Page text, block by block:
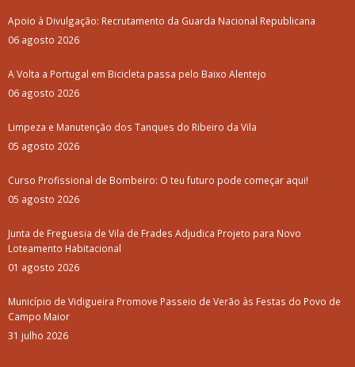
Apoio à Divulgação: Recrutamento da Guarda Nacional Republicana
06 agosto 2026
A Volta a Portugal em Bicicleta passa pelo Baixo Alentejo
06 agosto 2026
Limpeza e Manutenção dos Tanques do Ribeiro da Vila
05 agosto 2026
Curso Profissional de Bombeiro: O teu futuro pode começar aqui!
05 agosto 2026
Junta de Freguesia de Vila de Frades Adjudica Projeto para Novo
Loteamento Habitacional
01 agosto 2026
Município de Vidigueira Promove Passeio de Verão às Festas do Povo de
Campo Maior
31 julho 2026